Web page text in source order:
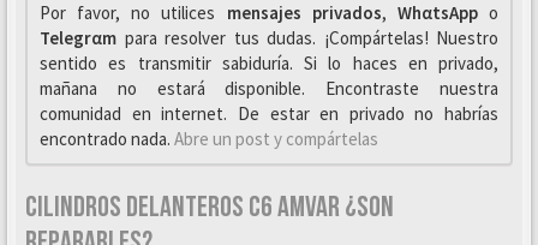
Por favor, no utilices mensajes privados, WhαtsAppo
Telegrαm para resolver tus dudas. ¡Compártelas! Nuestro
sentido es transmitir sabiduría. Si lo haces en privado,
mañana no estará disponible. Encontraste nuestra
comunidad en internet. De estar en privado no habrías
encontrado nada. Abre un post y compártelas
CILINDROS DELANTEROS C6 AMVAR ¿SON